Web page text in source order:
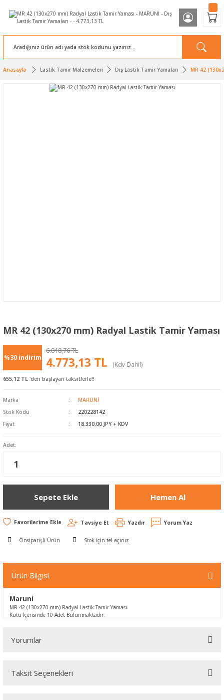
Anasayfa Lastik Tamir Malzemeleri Dış Lastik Tamir Yamaları MR 42
MR 42 (130x270 mm) Radyal Lastik Tamir Yaması
%30 indirim
6.818,76 TL
4.773,13 TL (Kdv Dahil)
655,12 TL 'den başlayan taksitlerle!!
Marka
MARUNİ
Stok Kodu
220228142
Fiyat
18.330,00 JPY + KDV
Adet:
Sepete Ekle Hemen Al
Tavsiye Et Yazdır Yorum Yaz
Önsiparişli Ürün Stok için tel açınız
Ürün Bilgisi
Maruni
MR 42 (130x270 mm) Radyal Lastik Tamir Yaması
Kutu İçerisinde 10 Adet Bulunmaktadır.
Yorumlar
Taksit Seçenekleri